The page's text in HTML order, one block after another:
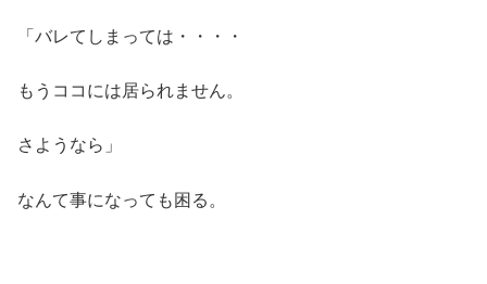
「バレてしまっては・・・・
もうココには居られません。
さようなら」
なんて事になっても困る。